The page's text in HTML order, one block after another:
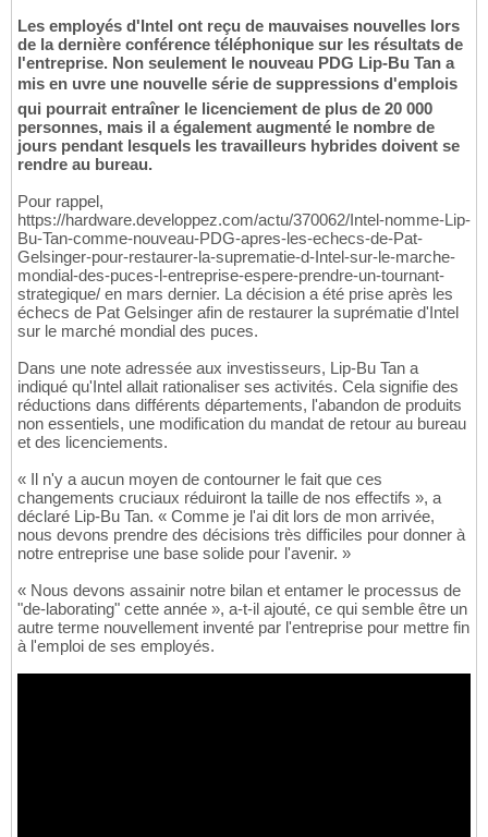
Les employés d'Intel ont reçu de mauvaises nouvelles lors
de la dernière conférence téléphonique sur les résultats de
l'entreprise. Non seulement le nouveau PDG Lip-Bu Tan a
mis en uvre une nouvelle série de suppressions d'emplois
qui pourrait entraîner le licenciement de plus de 20 000
personnes, mais il a également augmenté le nombre de
jours pendant lesquels les travailleurs hybrides doivent se
rendre au bureau.
Pour rappel,
https://hardware.developpez.com/actu/370062/Intel-nomme-Lip-
Bu-Tan-comme-nouveau-PDG-apres-les-echecs-de-Pat-
Gelsinger-pour-restaurer-la-suprematie-d-Intel-sur-le-marche-
mondial-des-puces-l-entreprise-espere-prendre-un-tournant-
strategique/ en mars dernier. La décision a été prise après les
échecs de Pat Gelsinger afin de restaurer la suprématie d'Intel
sur le marché mondial des puces.
Dans une note adressée aux investisseurs, Lip-Bu Tan a
indiqué qu'Intel allait rationaliser ses activités. Cela signifie des
réductions dans différents départements, l'abandon de produits
non essentiels, une modification du mandat de retour au bureau
et des licenciements.
« Il n'y a aucun moyen de contourner le fait que ces
changements cruciaux réduiront la taille de nos effectifs », a
déclaré Lip-Bu Tan. « Comme je l'ai dit lors de mon arrivée,
nous devons prendre des décisions très difficiles pour donner à
notre entreprise une base solide pour l'avenir. »
« Nous devons assainir notre bilan et entamer le processus de
"de-laborating" cette année », a-t-il ajouté, ce qui semble être un
autre terme nouvellement inventé par l'entreprise pour mettre fin
à l'emploi de ses employés.